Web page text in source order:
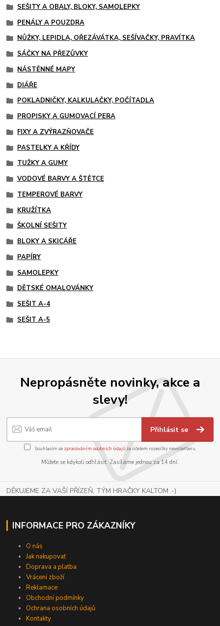
SEŠITY A OBALY, BLOKY, SAMOLEPKY
PENÁLY A POUZDRA
NŮŽKY, LEPIDLA, OŘEZÁVÁTKA, SEŠÍVAČKY, PRAVÍTKA
SÁČKY NA PŘEZŮVKY
NÁSTĚNNÉ MAPY
DIÁŘE
POKLADNIČKY, KALKULAČKY, POČÍTADLA
PROPISKY A GUMOVACÍ PERA
FIXY A ZVÝRAZŇOVAČE
PASTELKY A KŘÍDY
TUŽKY A GUMY
VODOVÉ BARVY A ŠTĚTCE
TEMPEROVÉ BARVY
KRUŽÍTKA
ŠKOLNÍ SEŠITY
BLOKY A SKICÁŘE
PAPÍRY
SAMOLEPKY
DĚTSKÉ OMALOVÁNKY
SEŠIT A-4
SEŠIT A-5
Nepropásněte novinky, akce a
slevy!
Přihlásit se
Souhlasím se zpracováním osobních údajůza účelem rozesílky newsletteru.
Můžete se kdykoli odhlásit. Zasíláme jednou za 14 dní.
DĚKUJEME ZA VAŠÍ PŘÍZEŇ, TÝM HRAČKY KALTOM .-)
INFORMACE PRO ZÁKAZNÍKY
O nás
Jak nakupovat
Doprava a platba
Vrácení zboží
Reklamace
Obchodní podmínky
Ochrana osobních údajů
Kontakty